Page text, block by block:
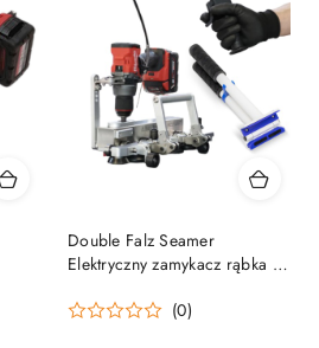
Double Falz Seamer
Elektryczny zamykacz rąbka +
Zaginadło MINI Plastic
(0)